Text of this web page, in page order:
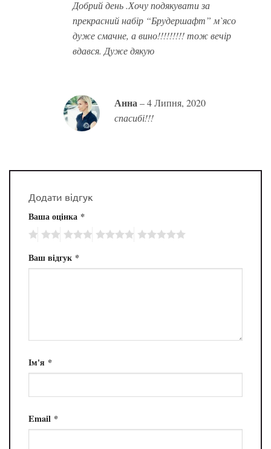
Добрий день .Хочу подякувати за
прекрасний набір “Брудершафт” м`ясо
дуже смачне, а вино!!!!!!!!! тож вечір
вдався. Дуже дякую
Анна– 4 Липня, 2020
спасибі!!!
Додати відгук
Ваша оцінка *
Ваш відгук *
Ім'я *
Email *